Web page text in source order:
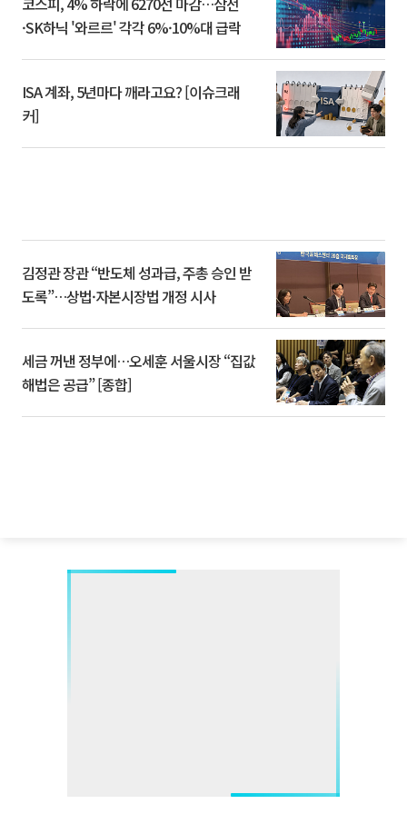
·SK하닉 '와르르' 각각 6%·10%대 급락
ISA 계좌, 5년마다 깨라고요? [이슈크래
커]
김정관 장관 “반도체 성과급, 주총 승인 받
도록”…상법·자본시장법 개정 시사
세금 꺼낸 정부에…오세훈 서울시장 “집값
해법은 공급” [종합]